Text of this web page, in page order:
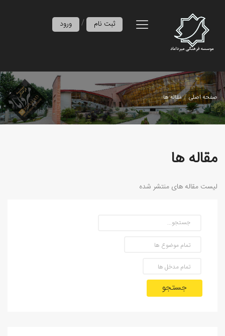
ورود / ثبت نام
صفحه اصلی مقاله ها
مقاله ها
لیست مقاله های منتشر شده
جستجو